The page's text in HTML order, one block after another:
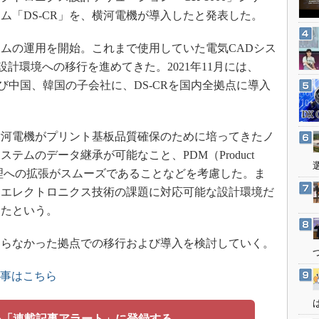
産業オープンネット展
3Dプリンタ
S＆OP
インダストリー4.0
イノベーション
メイドインジャパン
植物工場
知財マネジメント
制御セキュリティ
「DS-CR」を、横河電機が導入したと発表した。
の運用を開始。これまで使用していた電気CADシス
環境への移行を進めてきた。2021年11月には、
中国、韓国の子会社に、DS-CRを国内全拠点に導入
機がプリント基板品質確保のために培ってきたノ
テムのデータ継承が可能なこと、PDM（Product
への拡張がスムーズであることなどを考慮した。ま
レクトロニクス技術の課題に対応可能な設計環境だ
という。
かった拠点での移行および導入を検討していく。
はこちら